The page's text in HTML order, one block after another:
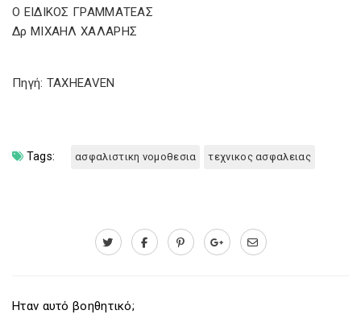
Ο ΕΙΔΙΚΟΣ ΓΡΑΜΜΑΤΕΑΣ
Δρ ΜΙΧΑΗΛ ΧΑΛΑΡΗΣ
Πηγή: TAXHEAVEN
Tags: ασφαλιστικη νομοθεσια τεχνικος ασφαλειας
Ηταν αυτό βοηθητικό;